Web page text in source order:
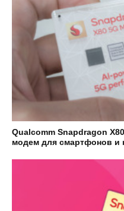
Qualcomm Snapdragon
модем для смартфонов и